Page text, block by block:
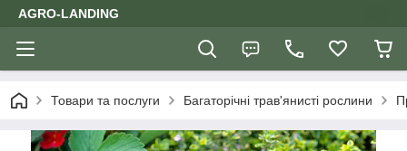
AGRO-LANDING
Товари та послуги Багаторічні трав'янисті рослини